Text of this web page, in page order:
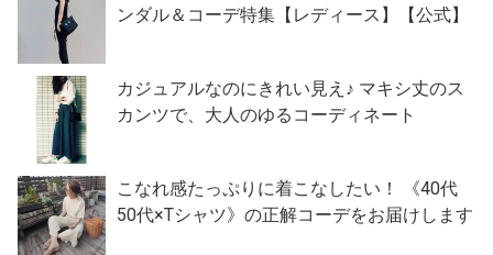
ンダル＆コーデ特集【レディース】【公式】
カジュアルなのにきれい見え♪ マキシ丈のス
カンツで、大人のゆるコーディネート
こなれ感たっぷりに着こなしたい！ 《40代
50代×Tシャツ》の正解コーデをお届けします